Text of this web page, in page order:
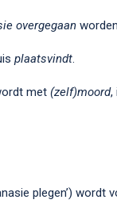
overgegaan
plaatsvindt.
met (zelf)moord,
plegen’)